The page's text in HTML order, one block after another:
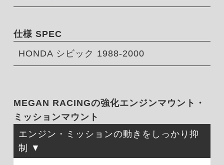
仕様 SPEC
HONDA シビック 1988-2000
MEGAN RACINGの強化エンジンマウント・
ミッションマウント
エンジン・ミッションの動きをしっかり抑
制